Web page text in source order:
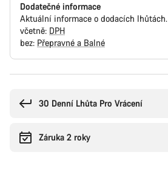
Dodatečné informace
Aktuální informace o dodacích lhůtách.
včetně: DPH
bez: Přepravné a Balné
koupi
30 Denní Lhůta Pro Vrácení
Záruka 2 roky